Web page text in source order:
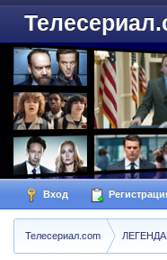
Вход
Телесериал.com